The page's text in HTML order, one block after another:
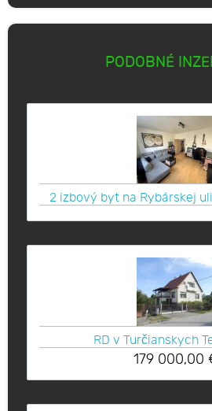
PODOBNÉ
2 izbový byt na Rybárskej
RD v Turčianskych
179 000,00